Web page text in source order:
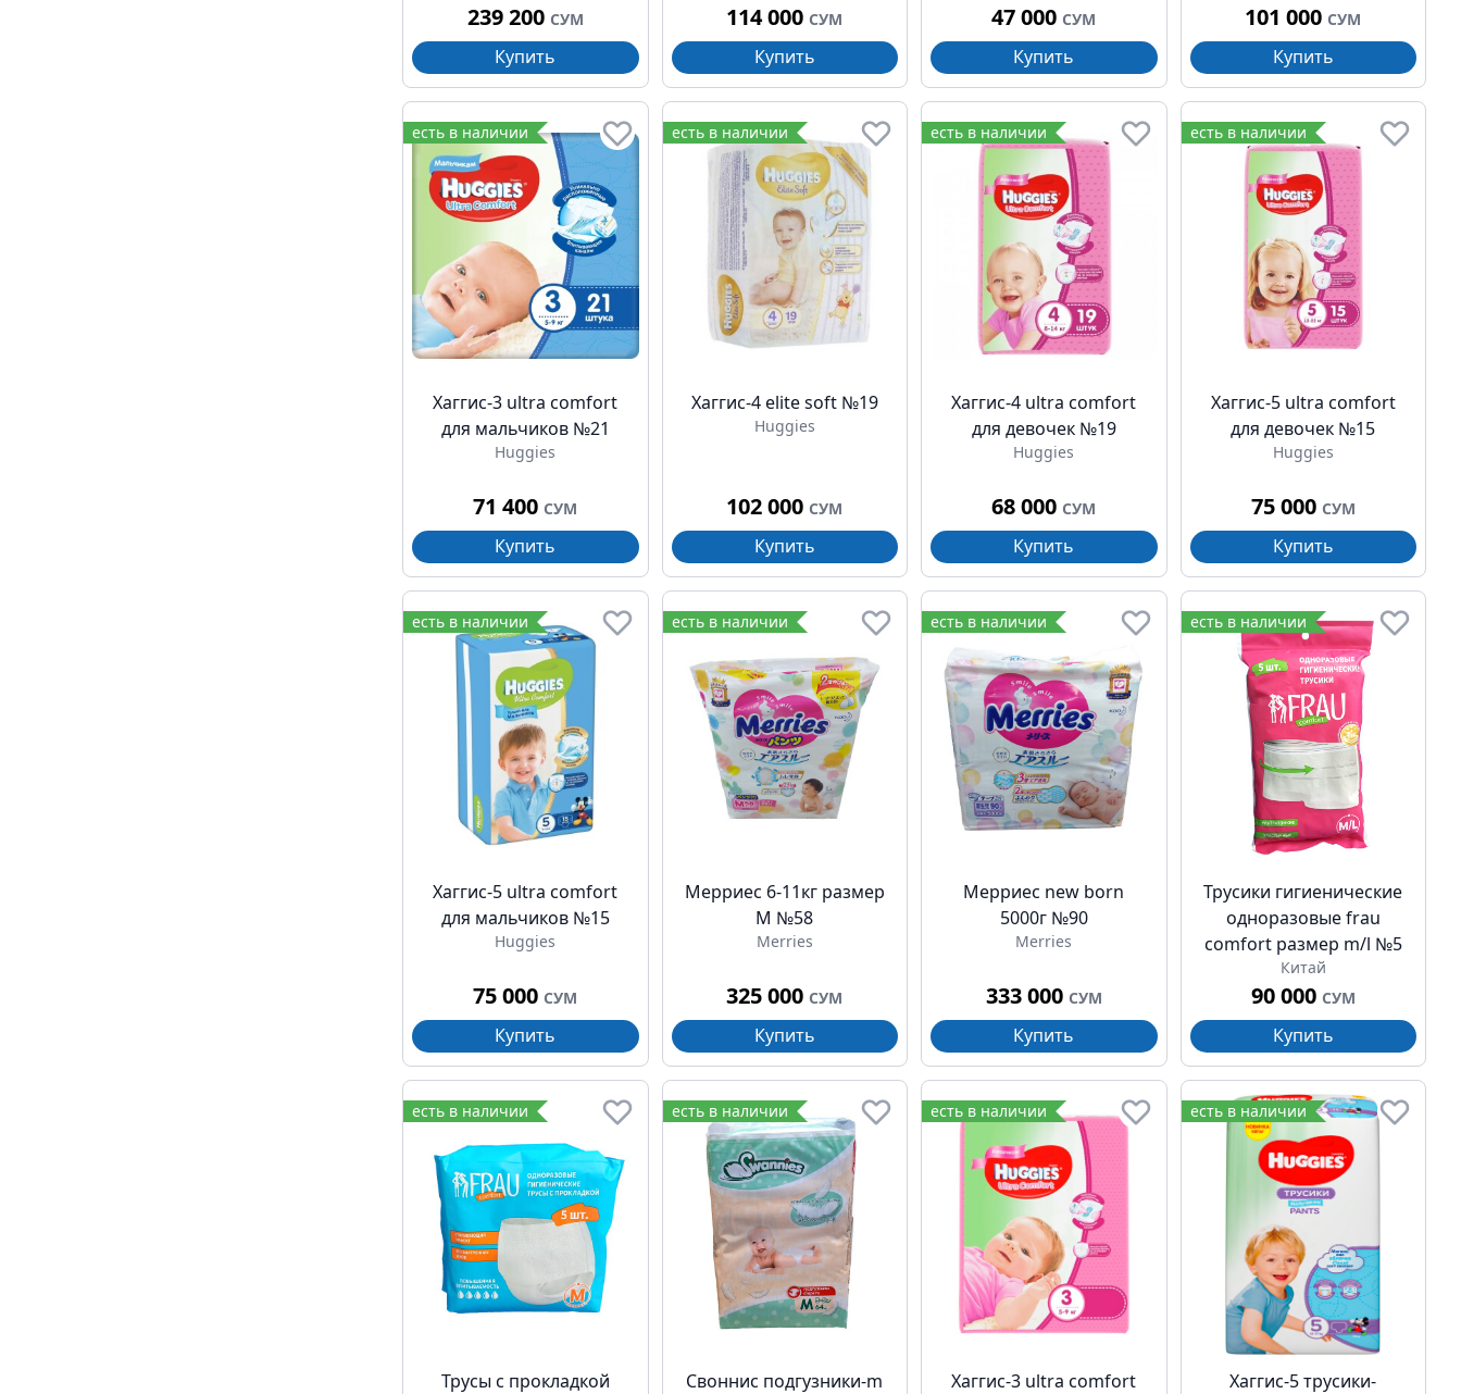
239 200 СУМ
Купить
114 000 СУМ
Купить
47 000 СУМ
Купить
101 000 СУМ
Купить
есть в наличии
Хаггис-3 ultra comfort
для мальчиков №21
Huggies
71 400 СУМ
Купить
есть в наличии
Хаггис-4 elite soft №19
Huggies
102 000 СУМ
Купить
есть в наличии
Хаггис-4 ultra comfort
для девочек №19
Huggies
68 000 СУМ
Купить
есть в наличии
Хаггис-5 ultra comfort
для девочек №15
Huggies
75 000 СУМ
Купить
есть в наличии
Хаггис-5 ultra comfort
для мальчиков №15
Huggies
75 000 СУМ
Купить
есть в наличии
Мерриес 6-11кг размер
M №58
Merries
325 000 СУМ
Купить
есть в наличии
Мерриес new born
5000г №90
Merries
333 000 СУМ
Купить
есть в наличии
Трусики гигиенические
одноразовые frau
comfort размер m/l №5
Китай
90 000 СУМ
Купить
есть в наличии
Трусы с прокладкой
есть в наличии
Своннис подгузники-m
есть в наличии
Хаггис-3 ultra comfort
есть в наличии
Хаггис-5 трусики-